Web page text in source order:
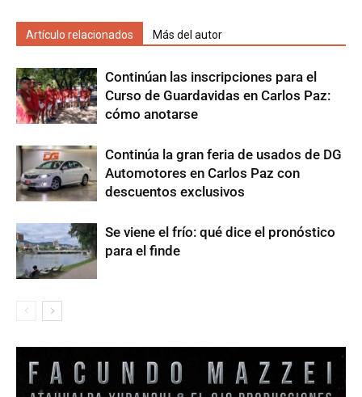
Artículo relacionados Más del autor
Continúan las inscripciones para el
Curso de Guardavidas en Carlos Paz:
cómo anotarse
Continúa la gran feria de usados de DG
Automotores en Carlos Paz con
descuentos exclusivos
Se viene el frío: qué dice el pronóstico
para el finde